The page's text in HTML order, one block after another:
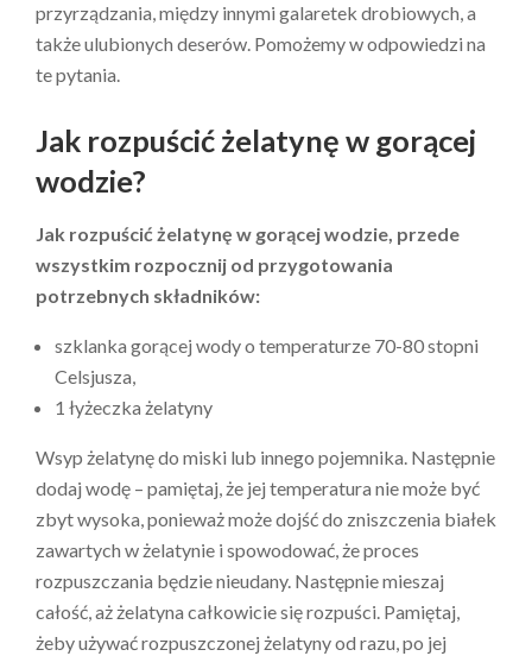
przyrządzania, między innymi galaretek drobiowych, a
także ulubionych deserów. Pomożemy w odpowiedzi na
te pytania.
Jak rozpuścić żelatynę w gorącej
wodzie?
Jak rozpuścić żelatynę w gorącej wodzie, przede
wszystkim rozpocznij od przygotowania
potrzebnych składników:
szklanka gorącej wody o temperaturze 70-80 stopni
Celsjusza,
1 łyżeczka żelatyny
Wsyp żelatynę do miski lub innego pojemnika. Następnie
dodaj wodę – pamiętaj, że jej temperatura nie może być
zbyt wysoka, ponieważ może dojść do zniszczenia białek
zawartych w żelatynie i spowodować, że proces
rozpuszczania będzie nieudany. Następnie mieszaj
całość, aż żelatyna całkowicie się rozpuści. Pamiętaj,
żeby używać rozpuszczonej żelatyny od razu, po jej